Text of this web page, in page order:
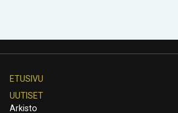
ETUSIVU
UUTISET
Arkisto